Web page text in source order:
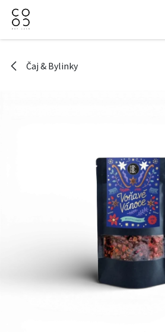
Přejít na obsah
Čaj & Bylinky